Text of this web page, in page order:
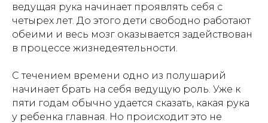
ведущая рука начинает проявлять себя с
четырех лет. До этого дети свободно работают
обеими и весь мозг оказывается задействован
в процессе жизнедеятельности.
С течением времени одно из полушарий
начинает брать на себя ведущую роль. Уже к
пяти годам обычно удается сказать, какая рука
у ребенка главная. Но происходит это не